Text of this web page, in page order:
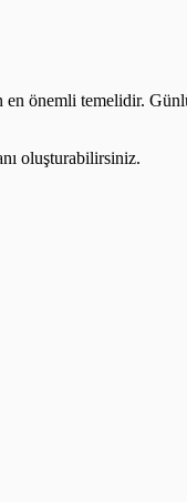
en önemli temelidir.
oluşturabilirsiniz.